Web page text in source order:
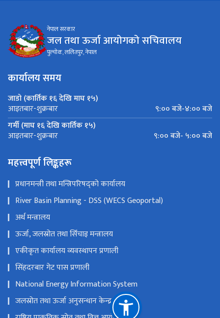
नेपाल सरकार
जल तथा ऊर्जा आयोगको सचिवालय
पुल्चोक, ललितपुर, नेपाल
कार्यालय समय
जाडो (कार्तिक १६ देखि माघ १५)
आइतबार-शुक्रबार
९:०० बजे-४:०० बजे
गर्मी (माघ १६ देखि कार्तिक १५)
आइतबार-शुक्रबार ९:०० बजे- ५:०० बजे
महत्त्वपूर्ण लिङ्कहरू
प्रधानमन्त्री तथा मन्त्रिपरिषद्को कार्यालय
River Basin Planning - DSS (WECS Geoportal)
अर्थ मन्त्रालय
ऊर्जा, जलस्रोत तथा सिँचाइ मन्त्रालय
एकीकृत कार्यालय व्यवस्थापन प्रणाली
सिंहदरबार गेट पास प्रणाली
National Energy Information System
जलस्रोत तथा ऊर्जा अनुसन्धान केन्द्र